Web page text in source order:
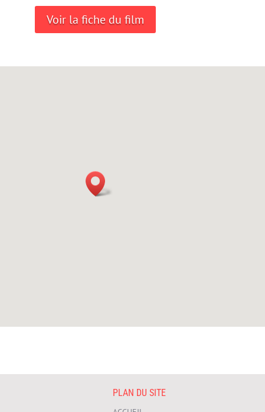
Voir la fiche du film
PLAN DU SITE